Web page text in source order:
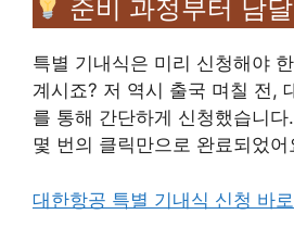
준비 과정부터 남
특별 기내식은 미리 신청해야
계시죠? 저 역시 출국 며칠 전,
를 통해 간단하게 신청했습니
몇 번의 클릭만으로 완료되었어
대한항공 특별 기내식 신청 바